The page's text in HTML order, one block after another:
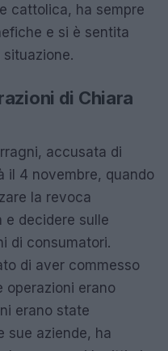
cattolica, ha sempre
e si è sentita
di Chiara
accusata di
il 4 novembre, quando
la revoca
e decidere sulle
di consumatori.
di aver commesso
operazioni erano
erano state
sue aziende, ha